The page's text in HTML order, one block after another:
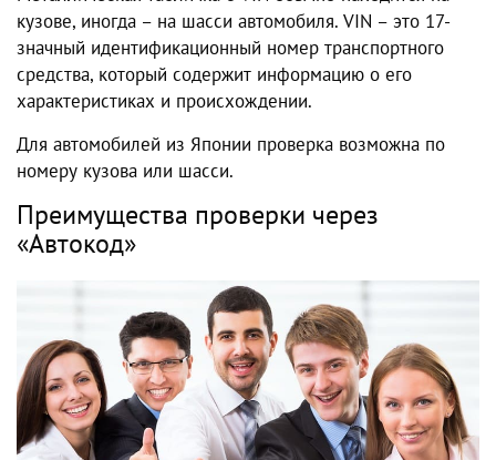
кузове, иногда – на шасси автомобиля. VIN – это 17-
значный идентификационный номер транспортного
средства, который содержит информацию о его
характеристиках и происхождении.
Для автомобилей из Японии проверка возможна по
номеру кузова или шасси.
Преимущества проверки через
«Автокод»